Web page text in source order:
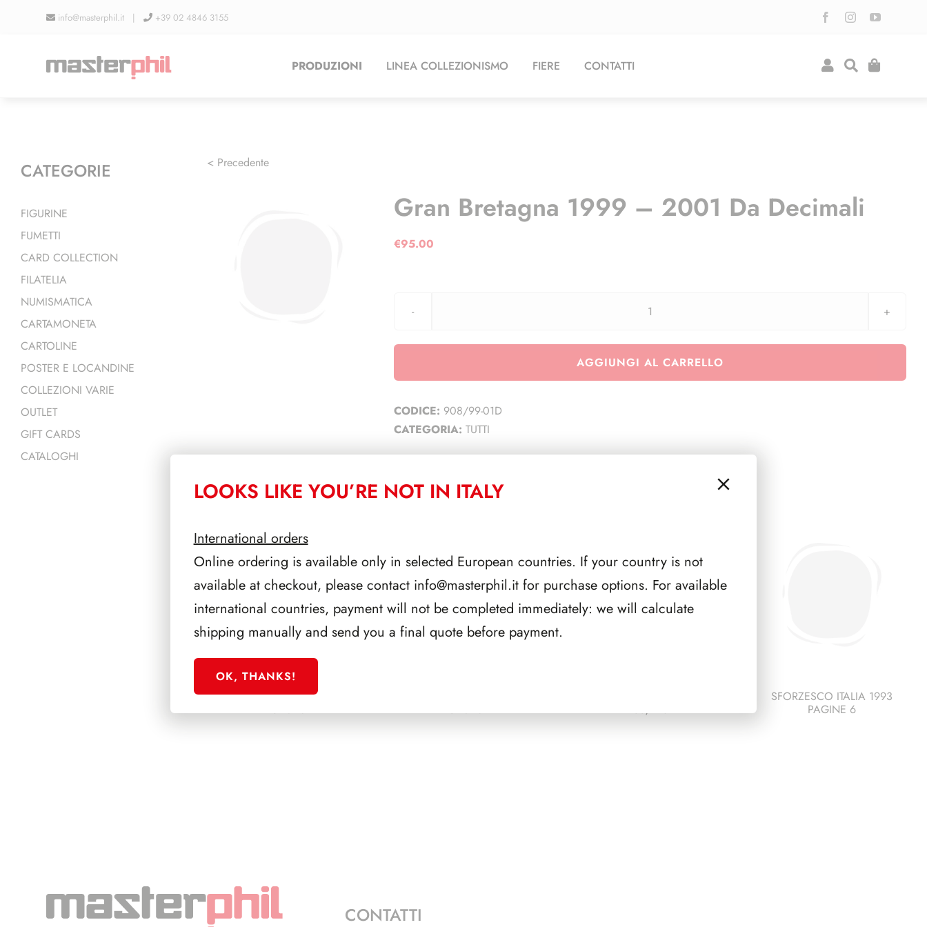
info@masterphil.it | +39 02 4846 3155
PRODUZIONI LINEA COLLEZIONISMO FIERE CONTATTI
< Precedente
Gran Bretagna 1999 – 2001 Da Decimali
€95.00
Gran
1999
AGGIUNGI AL CARRELLO
CODICE: 908/99-01D
CATEGORIA: TUTTI
PRODOTTI CORRELATI
SFORZESCO ITALIA 1988
PAGINE 3
PAGINE 3+1
1955/1962
SFORZESCO ITALIA 1993
PAGINE 6
CATEGORIE
FIGURINE
FUMETTI
CARD COLLECTION
FILATELIA
NUMISMATICA
CARTAMONETA
CARTOLINE
POSTER E LOCANDINE
COLLEZIONI VARIE
OUTLET
GIFT CARDS
CATALOGHI
CONTATTI
LOOKS LIKE YOU’RE NOT IN ITALY
International orders
Online ordering is available only in selected European countries. If your country is not
available at checkout, please contact info@masterphil.itfor purchase options. For available
international countries, payment will not be completed immediately: we will calculate
shipping manually and send you a final quote before payment.
OK, THANKS!